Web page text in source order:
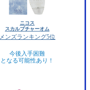
ニコス
スカルプチャーオム
メンズランキング5位
今後入手困難
となる可能性あり！